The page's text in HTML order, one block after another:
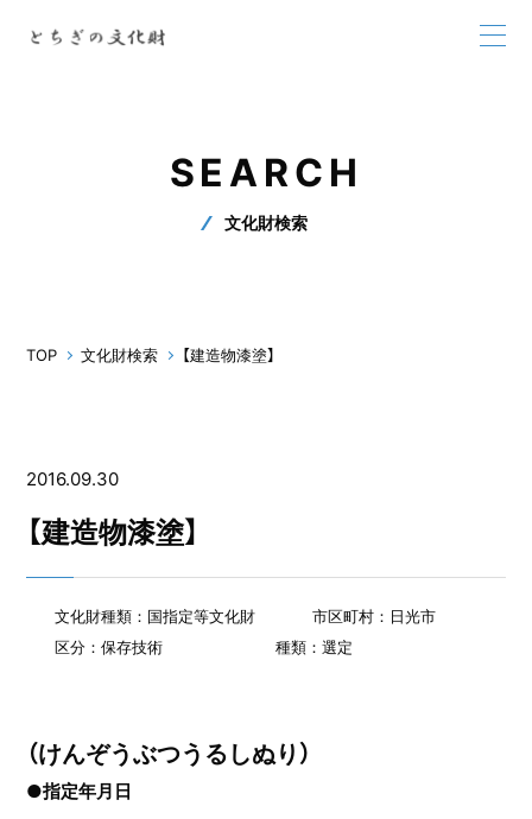
SEARCH
文化財検索
TOP 文化財検索 【建造物漆塗】
2016.09.30
【建造物漆塗】
文化財種類：国指定等文化財
市区町村：日光市
区分：保存技術
種類：選定
（けんぞうぶつうるしぬり）
●指定年月日